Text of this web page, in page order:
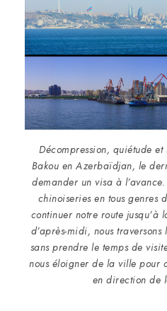
Décompression, quiétude
Bakou en Azerbaïdjan, le
demander un visa à
chinoiseries en tous genres
continuer notre route jusqu’à
d’après-midi, nous
sans prendre le temps de
nous éloigner de la ville pour
en direction de